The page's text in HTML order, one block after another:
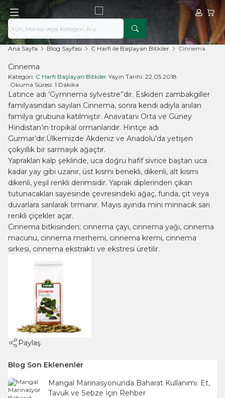
Hesabım
Ana Sayfa Blog Sayfası C Harfi ile Başlayan Bitkiler Cinnema
Cinnema
Kategori: C Harfi Başlayan Bitkiler•Yayın Tarihi: 22.05.2018
• Okuma Süresi: 1 Dakika
Latince adı ‘Gymnema sylvestre’’dir. Eskiden zambakgiller
familyasından sayılan Cinnema, sonra kendi adıyla anılan
familya grubuna katılmıştır. Anavatanı Orta ve Güney
Hindistan’ın tropikal ormanlarıdır. Hintçe adı
Gurmar’dır.Ülkemizde Akdeniz ve Anadolu’da yetişen
çokyıllık bir sarmaşık ağaçtır.
Yaprakları kalp şeklinde, uca doğru hafif sivrice baştan uca
kadar yay gibi uzanır, üst kısmı benekli, dikenli, alt kısmı
dikenli, yeşil renkli derimsidir. Yaprak diplerinden çıkan
tutunacakları sayesinde çevresindeki ağaç, funda, çit veya
duvarlara sarılarak tırmanır. Mayıs ayında mini minnacık sarı
renkli çiçekler açar.
Cinnema bitkisinden; cinnema çayı, cinnema yağı, cinnema
macunu, cinnema merhemi, cinnema kremi, cinnema
sirkesi, cinnema ekstraktı ve ekstresi üretilir.
Paylaş
Blog Son Eklenenler
Mangal Marinasyonunda Baharat Kullanımı: Et,
Tavuk ve Sebze İçin Rehber